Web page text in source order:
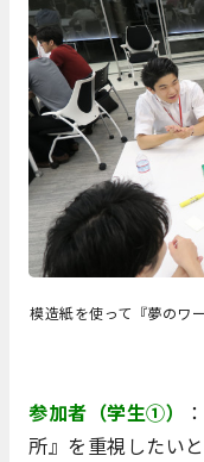
模造紙を使って『夢のワ
参加者（学生①）
所』を重視したい